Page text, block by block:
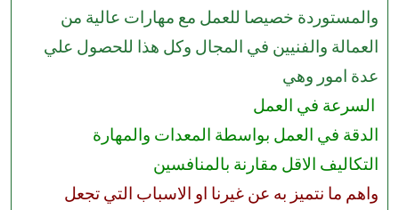
والمستوردة خصيصا للعمل مع مهارات عالية من
العمالة والفنيين في المجال وكل هذا للحصول علي
عدة امور وهي
الدقة في العمل بواسطة المعدات والمهارة
التكاليف الاقل مقارنة بالمنافسين
واهم ما نتميز به عن غيرنا او الاسباب التي تجعل